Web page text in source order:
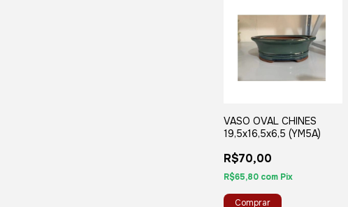
VASO OVAL CHINES
19,5x16,5x6,5 (YM5A)
R$70,00
R$65,80 com Pix